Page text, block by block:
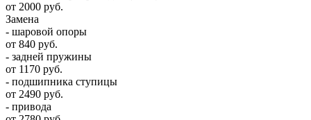
от 2000 руб.
Замена
- шаровой опоры
от 840 руб.
- задней пружины
от 1170 руб.
- подшипника ступицы
от 2490 руб.
- привода